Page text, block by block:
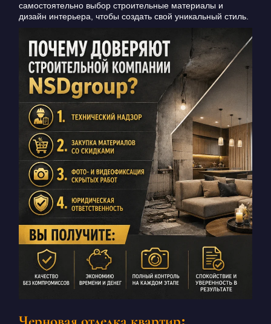
самостоятельно выбор строительные материалы и
дизайн интерьера, чтобы создать свой уникальный стиль.
Черновая отделка квартир: